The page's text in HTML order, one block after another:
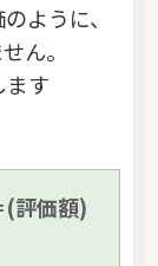
ように、
ん。
ます
(評価額)